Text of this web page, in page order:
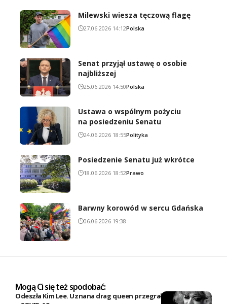
Milewski wiesza tęczową flagę
27.06.2026 14:12Polska
Senat przyjął ustawę o osobie
najbliższej
25.06.2026 14:50Polska
Ustawa o wspólnym pożyciu
na posiedzeniu Senatu
24.06.2026 18:55Polityka
Posiedzenie Senatu już wkrótce
18.06.2026 18:52Prawo
Barwny korowód w sercu Gdańska
06.06.2026 19:38
Mogą Ci się też spodobać:
Odeszła Kim Lee. Uznana drag queen przegrała walkę